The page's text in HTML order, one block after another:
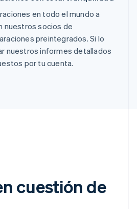
en todo el mundo a
nuestros socios de
preintegrados. Si lo
nuestros informes detallados
por tu cuenta.
cuestión de